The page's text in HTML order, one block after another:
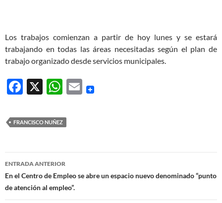
Los trabajos comienzan a partir de hoy lunes y se estará
trabajando en todas las áreas necesitadas según el plan de
trabajo organizado desde servicios municipales.
F
e
b
o
o
k
X
W
at
s
A
p
p
E
FRANCISCO NUÑEZ
Navegación
de
entradas
ENTRADA ANTERIOR
En el Centro de Empleo se abre un espacio nuevo denominado “punto
de atención al empleo”.